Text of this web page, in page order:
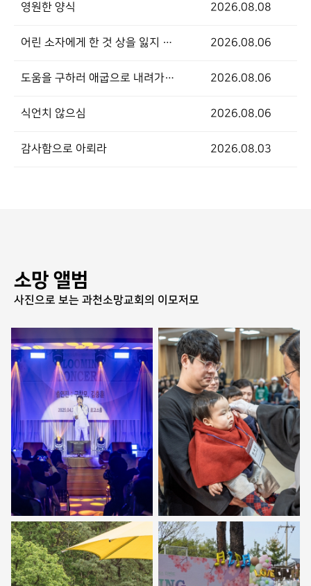
영원한 양식 2026.08.08
어린 소자에게 한 것 상을 잃지 않음 2026.08.06
도움을 구하러 애굽으로 내려가지 말라 2026.08.06
식언치 않으심 2026.08.06
감사함으로 아뢰라 2026.08.03
소망 앨범
사진으로 보는 과천소망교회의 이모저모